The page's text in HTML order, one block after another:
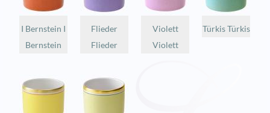
I Bernstein I
Bernstein
Flieder
Flieder
Violett
Violett
Türkis Türkis